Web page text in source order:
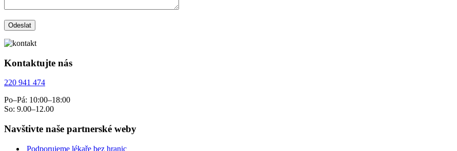
Kontaktujte nás
220 941 474
Po–Pá: 10:00–18:00
So: 9.00–12.00
Navštivte naše partnerské weby
Podporujeme lékaře bez hranic